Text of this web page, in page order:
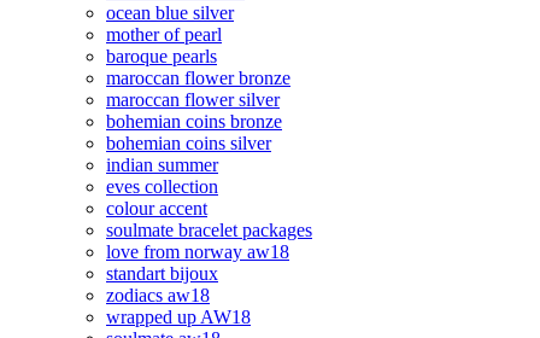
ocean blue silver
mother of pearl
baroque pearls
maroccan flower bronze
maroccan flower silver
bohemian coins bronze
bohemian coins silver
indian summer
eves collection
colour accent
soulmate bracelet packages
love from norway aw18
standart bijoux
zodiacs aw18
wrapped up AW18